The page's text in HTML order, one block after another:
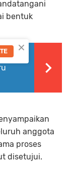
bentuk
anggota
proses
disetujui.
×